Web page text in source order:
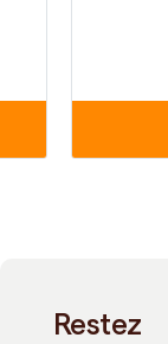
Restez